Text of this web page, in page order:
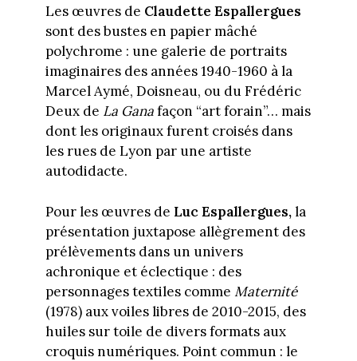
Les œuvres de Claudette Espallergues
sont des bustes en papier mâché
polychrome : une galerie de portraits
imaginaires des années 1940-1960 à la
Marcel Aymé, Doisneau, ou du Frédéric
Deux de La Ganafaçon “art forain”… mais
dont les originaux furent croisés dans
les rues de Lyon par une artiste
autodidacte.
Pour les œuvres de Luc Espallergues,la
présentation juxtapose allègrement des
prélèvements dans un univers
achronique et éclectique : des
personnages textiles comme Maternité
(1978) aux voiles libres de 2010-2015, des
huiles sur toile de divers formats aux
croquis numériques. Point commun : le